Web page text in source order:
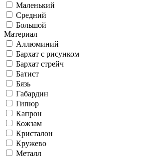
Маленький
Средний
Большой
Материал
Аллюминий
Бархат с рисунком
Бархат стрейч
Батист
Бязь
Габардин
Гипюр
Капрон
Кожзам
Кристалон
Кружево
Металл